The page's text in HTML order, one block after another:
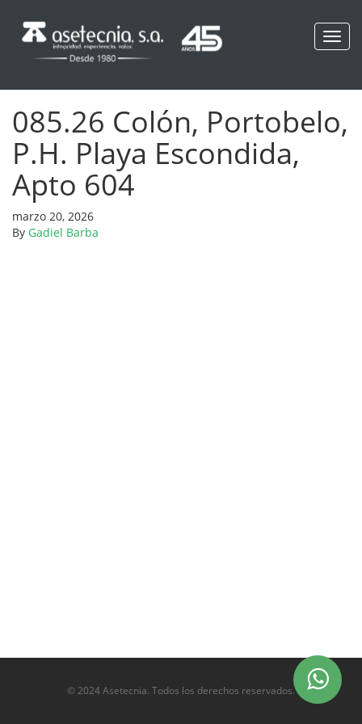
085.26 Colón, Portobelo,
P.H. Playa Escondida,
Apto 604
marzo 20, 2026
By Gadiel Barba
© 2024 Asetecnia. Todos los derechos reservados.